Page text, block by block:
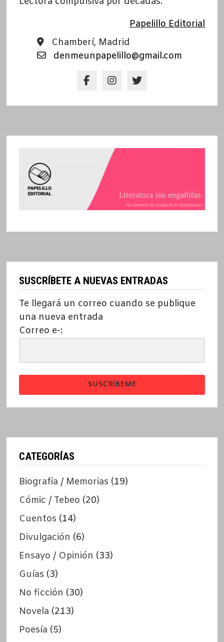
Papelillo Editorial
Chamberí, Madrid
denmeunpapelillo@gmail.com
SUSCRÍBETE A NUEVAS ENTRADAS
Te llegará un correo cuando se publique
una nueva entrada
Correo e-:
SUSCRÍBEME
CATEGORÍAS
Biografía / Memorias (19)
Cómic / Tebeo (20)
Cuentos (14)
Divulgación (6)
Ensayo / Opinión (33)
Guías (3)
No ficción (30)
Novela (213)
Poesía (5)